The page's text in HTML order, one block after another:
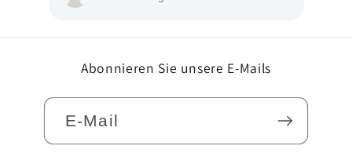
Abonnieren Sie unsere E-Mails
E-Mail